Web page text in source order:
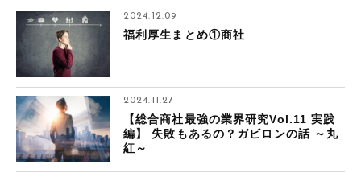
2024.12.09
福利厚生まとめ①商社
2024.11.27
【総合商社最強の業界研究Vol.11 実践
編】 失敗もあるの？ガビロンの話 ～丸
紅～